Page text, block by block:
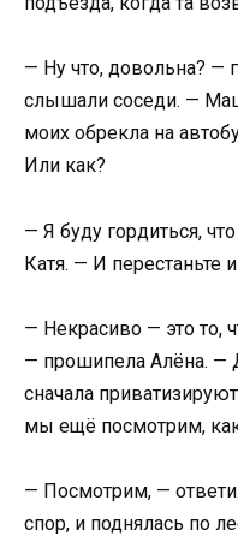
— Ну что, довольна? —
слышали соседи. —
моих обрекла на
Или как?
— Я буду гордиться,
Катя. — И перестаньте
— Некрасиво — это то,
— прошипела Алёна. —
сначала
мы ещё посмотрим,
— Посмотрим, —
спор, и поднялась по